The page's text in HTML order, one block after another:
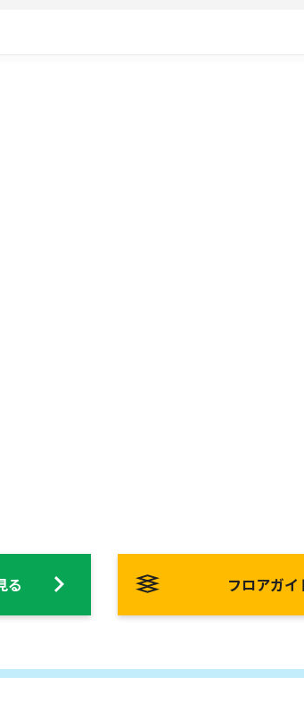
る フロアガイ